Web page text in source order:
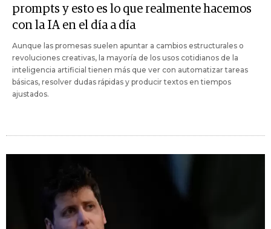
prompts y esto es lo que realmente hacemos
con la IA en el día a día
Aunque las promesas suelen apuntar a cambios estructurales o
revoluciones creativas, la mayoría de los usos cotidianos de la
inteligencia artificial tienen más que ver con automatizar tareas
básicas, resolver dudas rápidas y producir textos en tiempos
ajustados.